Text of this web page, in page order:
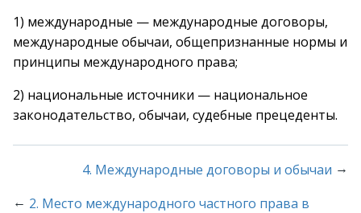
1) международные — международные договоры,
международные обычаи, общепризнанные нормы и
принципы международного права;
2) национальные источники — национальное
законодательство, обычаи, судебные прецеденты.
4. Международные договоры и обычаи →
← 2. Место международного частного права в